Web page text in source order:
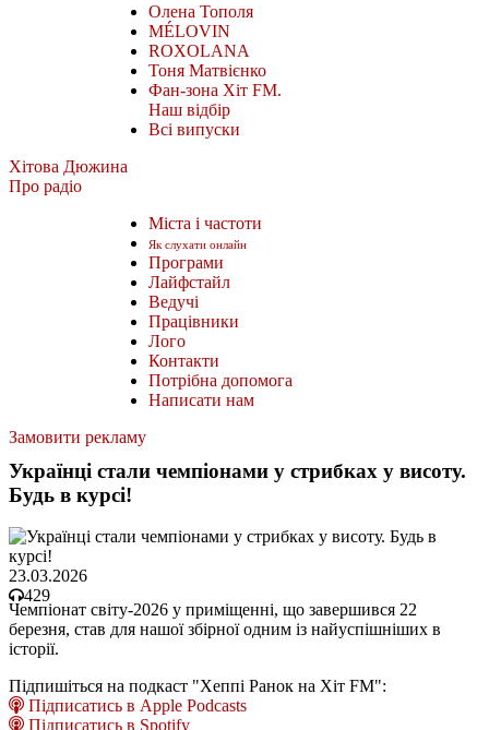
Олена Тополя
MÉLOVIN
ROXOLANA
Тоня Матвієнко
Фан-зона Хіт FM.
Наш відбір
Всі випуски
Хітова Дюжина
Про радіо
Міста і частоти
Як слухати онлайн
Програми
Лайфстайл
Ведучі
Працівники
Лого
Контакти
Потрібна допомога
Написати нам
Замовити рекламу
Українці стали чемпіонами у стрибках у висоту.
Будь в курсі!
23.03.2026
429
Чемпіонат світу-2026 у приміщенні, що завершився 22
березня, став для нашої збірної одним із найуспішніших в
історії.
Підпишіться на подкаст "Хеппі Ранок на Хіт FM":
Підписатись в Apple Podcasts
Підписатись в Spotify